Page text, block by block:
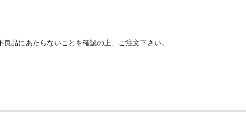
品にあたらないことを確認の上、ご注文下さい。